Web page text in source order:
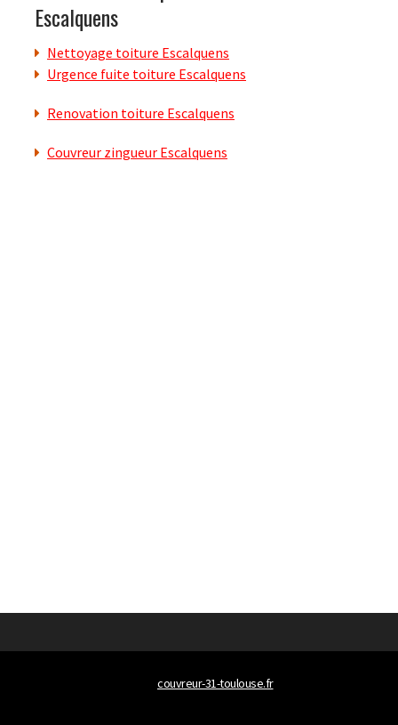
Escalquens
Nettoyage toiture Escalquens
Urgence fuite toiture Escalquens
Renovation toiture Escalquens
Couvreur zingueur Escalquens
couvreur-31-toulouse.fr